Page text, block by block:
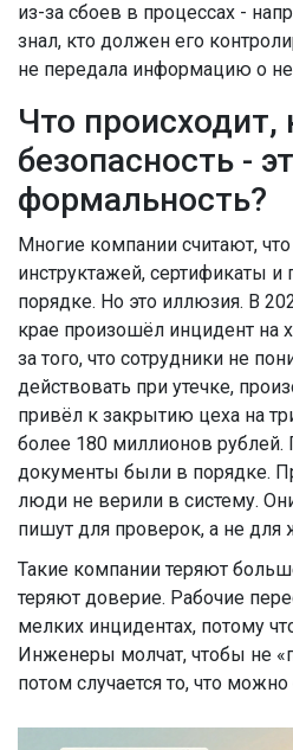
из-за сбоев в процессах -
знал, кто должен его
не передала информацию о
Что происходит,
безопасность -
формальность?
Многие компании считают,
инструктажей, сертификаты и
порядке. Но это иллюзия. В
крае произошёл инцидент на
за того, что сотрудники не
действовать при утечке,
привёл к закрытию цеха на
более 180 миллионов рублей.
документы были в порядке.
люди не верили в систему.
пишут для проверок, а не для
Такие компании теряют
теряют доверие. Рабочие
мелких инцидентах, потому
Инженеры молчат, чтобы не
потом случается то, что